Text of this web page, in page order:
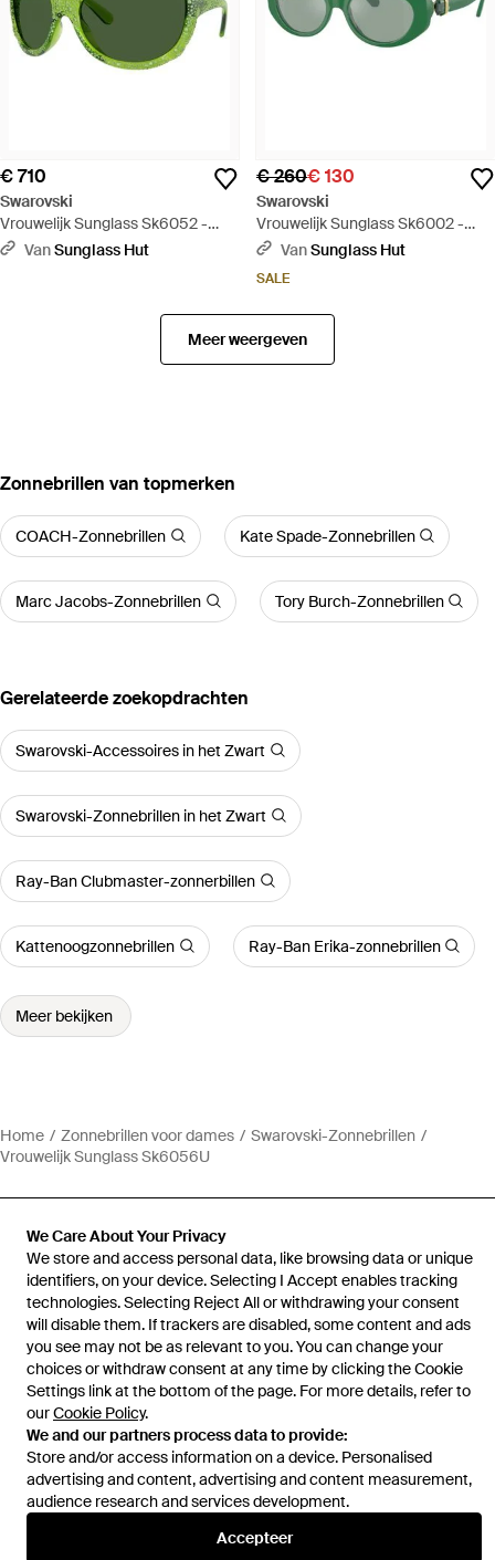
We Care About Your Privacy
We store and access personal data, like browsing data or unique
identifiers, on your device. Selecting I Accept enables tracking
technologies. Selecting Reject All or withdrawing your consent
will disable them. If trackers are disabled, some content and ads
you see may not be as relevant to you. You can change your
choices or withdraw consent at any time by clicking the Cookie
Settings link at the bottom of the page. For more details, refer to
ourCookie Policy.
We and our partners process data to provide:
Store and/or access information on a device. Personalised
advertising and content, advertising and content measurement,
audience research and services development.
Accepteer
€ 710
Swarovski
Vrouwelijk Sunglass Sk6052 -
Groen
VanSunglass Hut
€ 260€ 130
Swarovski
Vrouwelijk Sunglass Sk6002 -
Groen
VanSunglass Hut
SALE
Meer weergeven
‪Zonnebrillen‬ van topmerken
COACH-Zonnebrillen Kate Spade-Zonnebrillen
Marc Jacobs-Zonnebrillen Tory Burch-Zonnebrillen
Gerelateerde zoekopdrachten
Swarovski-Accessoires in het Zwart
Swarovski-Zonnebrillen in het Zwart
Ray-Ban Clubmaster-zonnerbillen
Kattenoogzonnebrillen Ray-Ban Erika-zonnebrillen
Meer bekijken
Home Zonnebrillen voor dames
Swarovski-Zonnebrillen
Vrouwelijk Sunglass Sk6056U
Hulp en informatie